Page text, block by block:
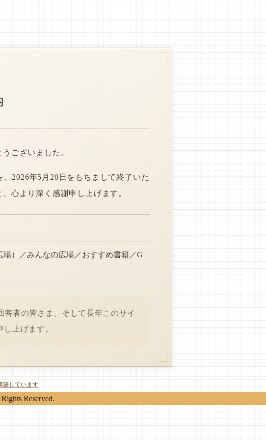
ございました。
2026年5月20日をもちまして終了いた
心より深く感謝申し上げます。
）／みんなの広場／おすすめ書籍／G
者の皆さま、そして長年このサイ
上げます。
築しています
Reserved.